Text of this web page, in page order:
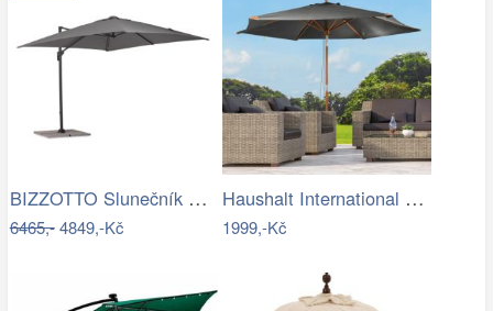
BIZZOTTO Slunečník SIVIGLIA taupe 3x3m
6465,-4849,-Kč
Haushalt International Dřevěný…
1999,-Kč